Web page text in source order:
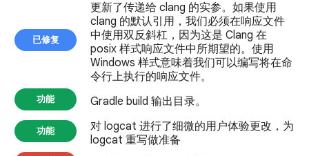
已修复
更新了传递给 clang 的实参。如果使用
clang 的默认引用，我们必须在响应文件
中使用双反斜杠，因为这是 Clang 在
posix 样式响应文件中所期望的。使用
Windows 样式意味着我们可以编写将在命
令行上执行的响应文件。
功能 Gradle build 输出目录。
功能
对 logcat 进行了细微的用户体验更改，为
logcat 重写做准备